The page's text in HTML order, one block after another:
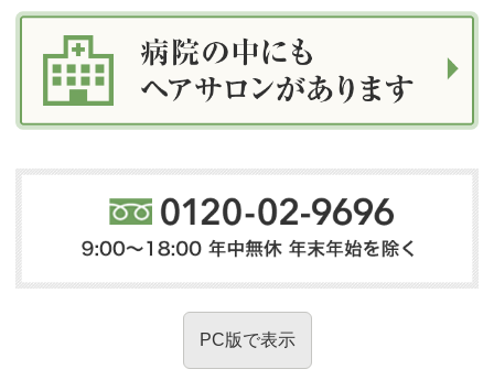
PC版で表示